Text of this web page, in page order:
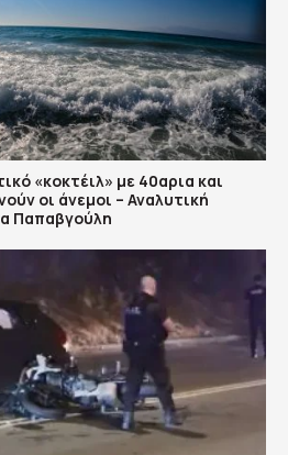
«κοκτέιλ» με 40αρια και
οι άνεμοι – Αναλυτική
Παπαβγούλη